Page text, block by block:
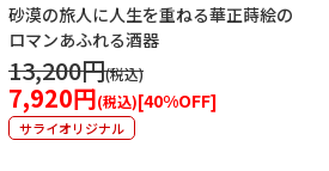
砂漠の旅人に人生を重ねる華正蒔絵の
ロマンあふれる酒器
13,200円
7,920円 [40%OFF]
サライオリジナル